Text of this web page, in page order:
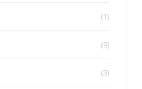
(1)
(9)
(3)